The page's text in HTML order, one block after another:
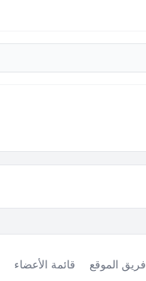
فريق الموقع قائمة الأعضاء